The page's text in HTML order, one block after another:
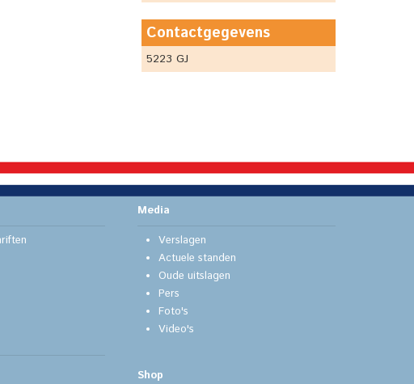
Contactgegevens
5223 GJ
Media
Verslagen
Actuele standen
Oude uitslagen
Pers
Foto's
Video's
Shop